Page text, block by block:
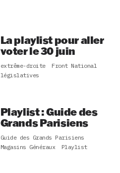
La playlist pour aller
voter le 30 juin
extrême-droite
Front National
législatives
Playlist : Guide des
Grands Parisiens
Guide des Grands Parisiens
Magasins Généraux
Playlist